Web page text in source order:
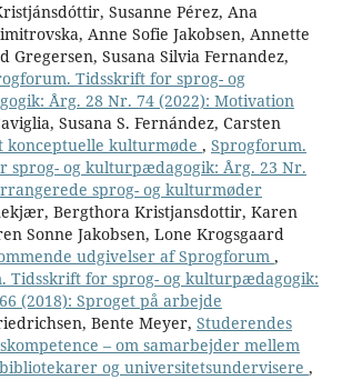
Susanne Pérez, Ana
Anne Sofie Jakobsen, Annette
Gregersen, Susana Silvia Fernandez,
Tidsskrift for sprog- og
Årg. 28 Nr. 74 (2022): Motivation
Susana S. Fernández, Carsten
konceptuelle kulturmøde , Sprogforum.
sprog- og kulturpædagogik: Årg. 23 Nr.
sprog- og kulturmøder
Bergthora Kristjansdottir, Karen
Sonne Jakobsen, Lone Krogsgaard
udgivelser af Sprogforum ,
Tidsskrift for sprog- og kulturpædagogik:
(2018): Sproget på arbejde
Bente Meyer, Studerendes
– om samarbejder mellem
og universitetsundervisere ,